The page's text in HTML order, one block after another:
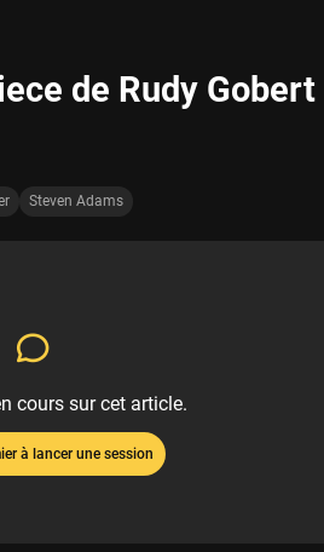
de Rudy Gobert
Steven Adams
cours sur cet article.
à lancer une session